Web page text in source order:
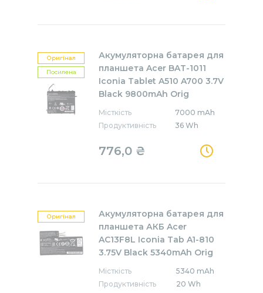
Оригінал
Посилена
Акумуляторна батарея для
планшета Acer BAT-1011
Iconia Tablet A510 A700 3.7V
Black 9800mAh Orig
Місткість
7000 mAh
Продуктивність
36 Wh
776,0 ₴
Оригінал
Акумуляторна батарея для
планшета АКБ Acer
AC13F8L Iconia Tab A1-810
3.75V Black 5340mAh Orig
Місткість
5340 mAh
Продуктивність
20 Wh